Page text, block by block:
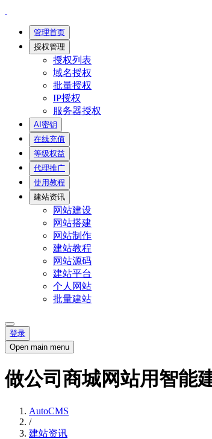
管理首页
授权管理
授权列表
域名授权
批量授权
IP授权
服务器授权
AI密钥
在线充值
等级权益
代理推广
使用教程
建站资讯
网站建设
网站搭建
网站制作
建站教程
网站源码
建站平台
个人网站
批量建站
登录
Open main menu
做公司商城网站用智能
AutoCMS
/
建站资讯